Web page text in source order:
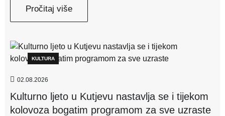
Pročitaj više
KULTURA
02.08.2026
Kulturno ljeto u Kutjevu nastavlja se i tijekom
kolovoza bogatim programom za sve uzraste